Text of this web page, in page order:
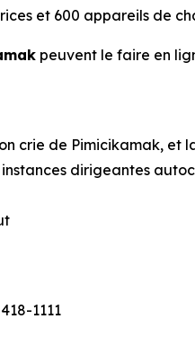
et 600 appareils de
peuvent le faire en
crie de Pimicikamak, et
dirigeantes
1111